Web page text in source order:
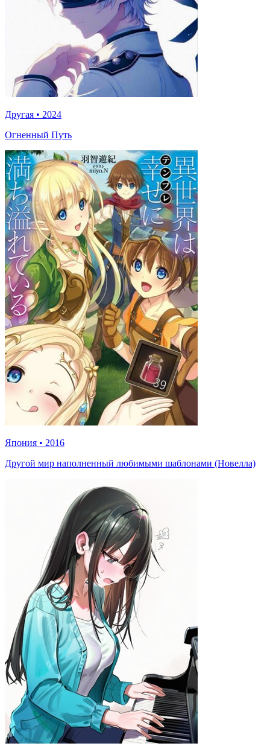
Другая • 2024
Огненный Путь
Япония • 2016
Другой мир наполненный любимыми шаблонами (Новелла)